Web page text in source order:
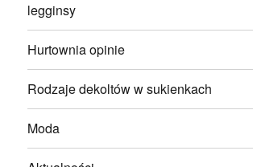
legginsy
Hurtownia opinie
Rodzaje dekoltów w sukienkach
Moda